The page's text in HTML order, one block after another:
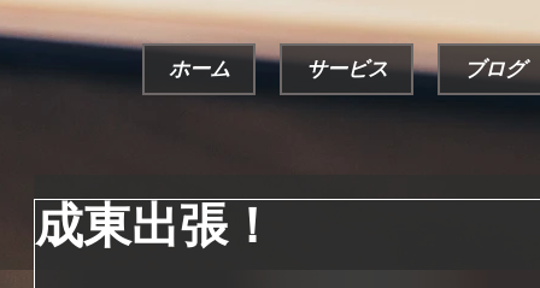
ホーム サービス ブログ
成東出張！